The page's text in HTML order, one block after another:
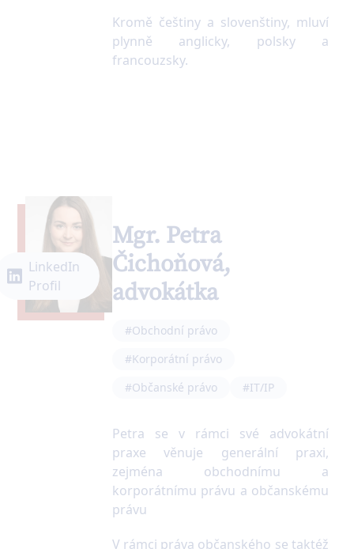
Kromě češtiny a slovenštiny, mluví
plynně anglicky, polsky a
francouzsky.
LinkedIn
Profil
Mgr. Petra
Čichoňová,
advokátka
#Obchodní právo
#Korporátní právo
#Občanské právo
#IT/IP
Petra se v rámci své advokátní
praxe věnuje generální praxi,
zejména obchodnímu a
korporátnímu právu a občanskému
právu
V rámci práva občanského se taktéž